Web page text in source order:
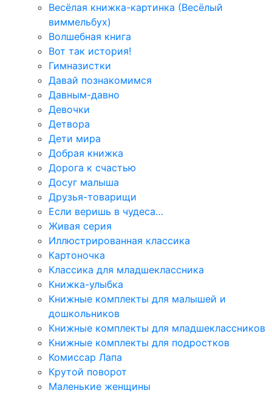
Весёлая книжка-картинка (Весёлый
виммельбух)
Волшебная книга
Вот так история!
Гимназистки
Давай познакомимся
Давным-давно
Девочки
Детвора
Дети мира
Добрая книжка
Дорога к счастью
Досуг малыша
Друзья-товарищи
Если веришь в чудеса…
Живая серия
Иллюстрированная классика
Картоночка
Классика для младшеклассника
Книжка-улыбка
Книжные комплекты для малышей и
дошкольников
Книжные комплекты для младшеклассников
Книжные комплекты для подростков
Комиссар Лапа
Крутой поворот
Маленькие женщины